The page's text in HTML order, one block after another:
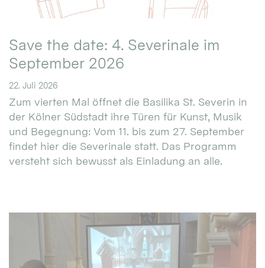
Save the date: 4. Severinale im
September 2026
22. Juli 2026
Zum vierten Mal öffnet die Basilika St. Severin in
der Kölner Südstadt ihre Türen für Kunst, Musik
und Begegnung: Vom 11. bis zum 27. September
findet hier die Severinale statt. Das Programm
versteht sich bewusst als Einladung an alle.